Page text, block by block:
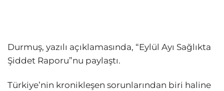
Durmuş, yazılı açıklamasında, “Eylül Ayı Sağlıkta
Şiddet Raporu”nu paylaştı.
Türkiye’nin kronikleşen sorunlarından biri haline